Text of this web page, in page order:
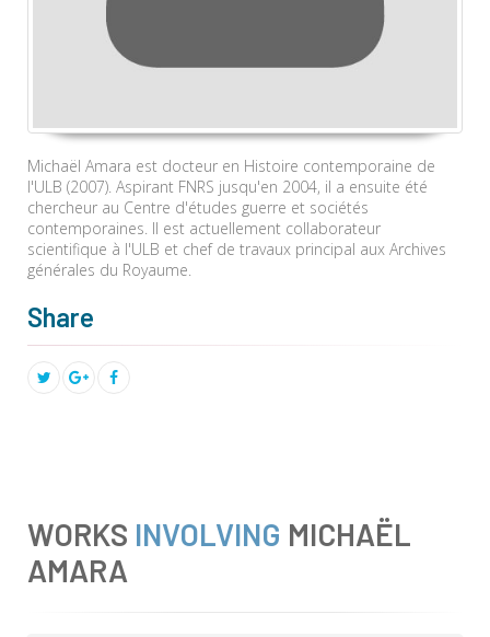
Michaël Amara est docteur en Histoire contemporaine de
l'ULB (2007). Aspirant FNRS jusqu'en 2004, il a ensuite été
chercheur au Centre d'études guerre et sociétés
contemporaines. Il est actuellement collaborateur
scientifique à l'ULB et chef de travaux principal aux Archives
générales du Royaume.
Share
WORKS INVOLVING MICHAËL
AMARA